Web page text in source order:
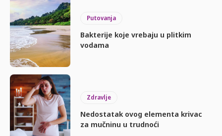
Putovanja
Bakterije koje vrebaju u plitkim
vodama
Zdravlje
Nedostatak ovog elementa krivac
za mučninu u trudnoći